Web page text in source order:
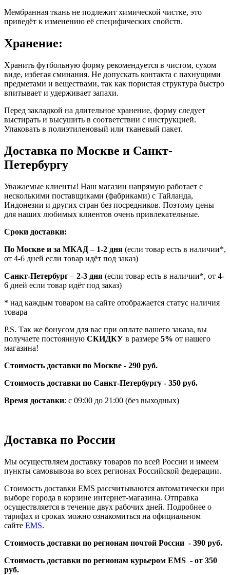
Мембранная ткань не подлежит химической чистке, это
приведёт к изменению её специфических свойств.
Хранение:
Хранить футбольную форму рекомендуется в чистом, сухом
виде, избегая сминания. Не допускать контакта с пахнущими
предметами и веществами, так как пористая структура быстро
впитывает и удерживает запахи.
Перед закладкой на длительное хранение, форму следует
выстирать и высушить в соответствии с инструкцией.
Упаковать в полиэтиленовый или тканевый пакет.
Доставка по Москве и Санкт-
Петербургу
Уважаемые клиенты! Наш магазин напрямую работает с
несколькими поставщиками (фабриками) с Тайланда,
Индонезии и других стран без посредников. Поэтому цены
для наших любимых клиентов очень привлекательные.
Сроки доставки:
По Москве и за МКАД – 1-2 дня (если товар есть в наличии*,
от 4-6 дней если товар идёт под заказ)
Санкт-Петербург – 2-3 дня (если товар есть в наличии*, от 4-
6 дней если товар идёт под заказ)
* над каждым товаром на сайте отображается статус наличия
товара
P.S. Так же бонусом для вас при оплате вашего заказа, вы
получаете постоянную СКИДКУ в размере 5% от нашего
магазина!
Стоимость доставки по Москве - 290 руб.
Стоимость доставки по Санкт-Петербургу - 350 руб.
Время доставки: с 09:00 до 21:00 (без выходных)
Доставка по России
Мы осуществляем доставку товаров по всей России и имеем
пункты самовывоза во всех регионах Российской федерации.
Стоимость доставки EMS рассчитываются автоматически при
выборе города в корзине интернет-магазина. Отправка
осуществляется в течение двух рабочих дней. Подробнее о
тарифах и сроках можно ознакомиться на официальном
сайте EMS.
Стоимость доставки по регионам почтой России - 390 руб.
Стоимость доставки по регионам курьером EMS - от 350
руб.